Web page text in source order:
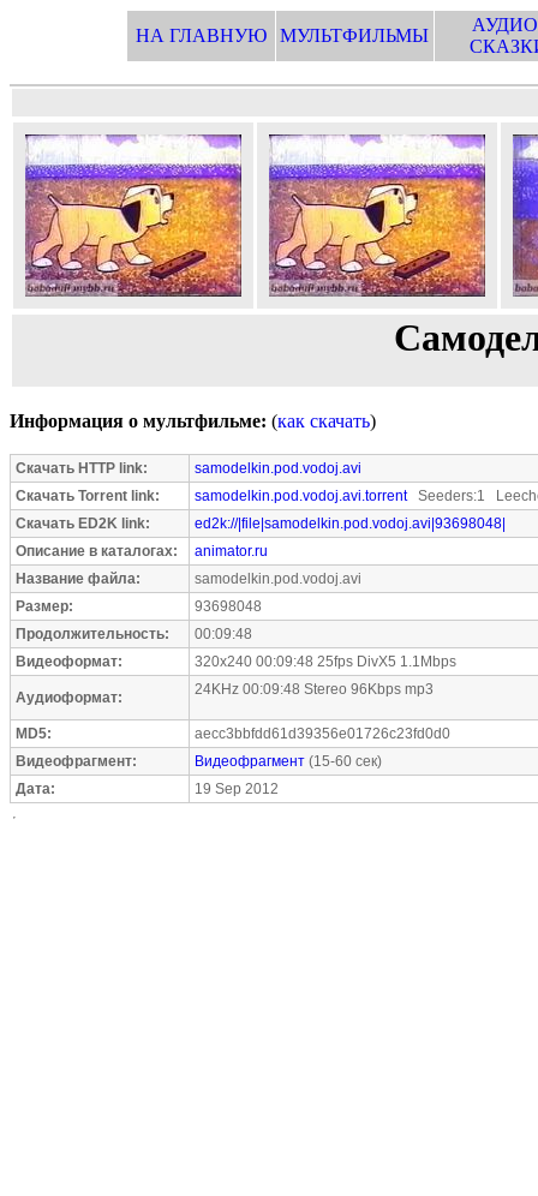
НА ГЛАВНУЮ МУЛЬТФИЛЬМЫ
Информация о мультфильме: (как скачать)
Скачать HTTP link:
samodelkin.pod.vodoj.avi
Скачать Torrent link:
samodelkin.pod.vodoj.avi.torrentSeeders:1
Скачать ED2K link:
ed2k://|file|samodelkin.pod.vodoj.avi|93698048|
Описание в каталогах:
animator.ru
Название файла:
samodelkin.pod.vodoj.avi
Размер:
93698048
Продолжительность:
00:09:48
Видеоформат:
320x240 00:09:48 25fps DivX5 1.1Mbps
Аудиоформат: 24KHz 00:09:48 Stereo 96Kbps mp3
MD5:
aecc3bbfdd61d39356e01726c23fd0d0
Видеофрагмент:
Видеофрагмент (15-60 сек)
Дата:
19 Sep 2012